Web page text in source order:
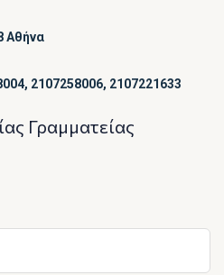
Αθήνα
2107258006, 2107221633
Γραμματείας